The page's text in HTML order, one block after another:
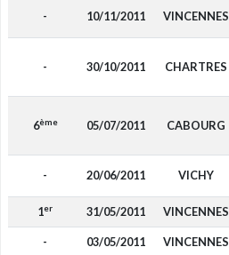
- 10/11/2011 VINCENNES
- 30/10/2011 CHARTRES
6ème 05/07/2011 CABOURG
- 20/06/2011 VICHY
1er 31/05/2011 VINCENNES
- 03/05/2011 VINCENNES